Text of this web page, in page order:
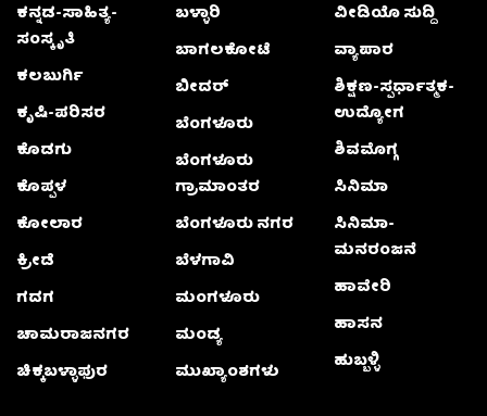
ಕನ್ನಡ-ಸಾಹಿತ್ಯ-
ಸಂಸ್ಕೃತಿ
ಕಲಬುರ್ಗಿ
ಕೃಷಿ-ಪರಿಸರ
ಕೊಡಗು
ಕೊಪ್ಪಳ
ಕೋಲಾರ
ಕ್ರೀಡೆ
ಗದಗ
ಚಾಮರಾಜನಗರ
ಚಿಕ್ಕಬಳ್ಳಾಫುರ
ಬಳ್ಳಾರಿ
ಬಾಗಲಕೋಟೆ
ಬೀದರ್
ಬೆಂಗಳೂರು
ಬೆಂಗಳೂರು
ಗ್ರಾಮಾಂತರ
ಬೆಂಗಳೂರು ನಗರ
ಬೆಳಗಾವಿ
ಮಂಗಳೂರು
ಮಂಡ್ಯ
ಮುಖ್ಯಾಂಶಗಳು
ವೀಡಿಯೊ ಸುದ್ದಿ
ವ್ಯಾಪಾರ
ಶಿಕ್ಷಣ-ಸ್ಪರ್ಧಾತ್ಮಕ-
ಉದ್ಯೋಗ
ಶಿವಮೊಗ್ಗ
ಸಿನಿಮಾ
ಸಿನಿಮಾ-
ಮನರಂಜನೆ
ಹಾವೇರಿ
ಹಾಸನ
ಹುಬ್ಬಳ್ಳಿ